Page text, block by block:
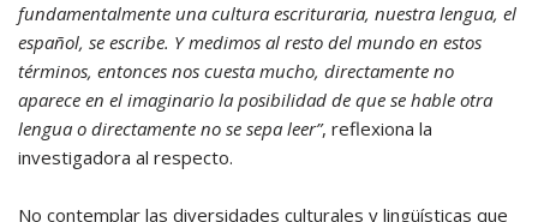
fundamentalmente una cultura escrituraria, nuestra lengua, el
español, se escribe. Y medimos al resto del mundo en estos
términos, entonces nos cuesta mucho, directamente no
aparece en el imaginario la posibilidad de que se hable otra
lengua o directamente no se sepa leer”, reflexiona la
investigadora al respecto.
No contemplar las diversidades culturales y lingüísticas que